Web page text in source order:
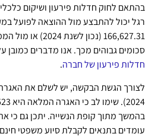
רגל יכול להתבצע מול ההוצאה לפועל
166,627.31 (נכון
סכומים גבוהים מכך. אנו מדברים כמובן
חדלות פירעון של חברה.
בהמשך מתוך קופת הנשייה. יתכן גם כי
עומדים בתנאים לקבלת סיוע משפטי